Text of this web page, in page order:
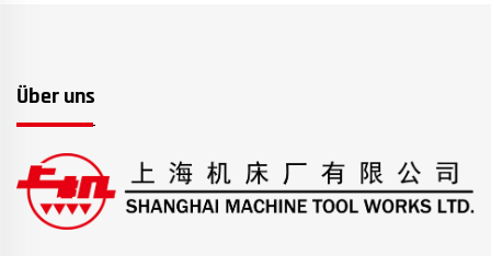
Über uns